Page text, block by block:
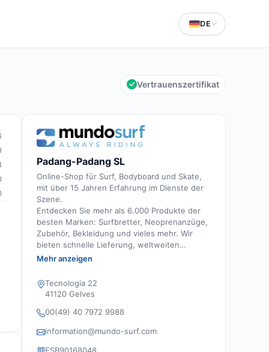
DE
Vertrauenszertifikat
Padang-Padang SL
Online-Shop für Surf, Bodyboard und Skate,
mit über 15 Jahren Erfahrung im Dienste der
Szene.
Entdecken Sie mehr als 6.000 Produkte der
besten Marken: Surfbretter, Neoprenanzüge,
Zubehör, Bekleidung und vieles mehr. Wir
bieten schnelle Lieferung, weltweiten
Versand und eine kompetente, persönliche
erfahrene Surfer.
Mehr anzeigen
Tecnologia 22
41120 Gelves
00(49) 40 7972 9988
information@mundo-surf.com